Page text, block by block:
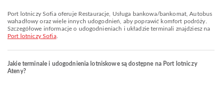
Port lotniczy Sofia oferuje Restauracje, Usługa bankowa/bankomat, Autobus
wahadłowy oraz wiele innych udogodnień, aby poprawić komfort podróży.
Szczegółowe informacje o udogodnieniach i układzie terminali znajdziesz na
Port lotniczy Sofia.
Jakie terminale i udogodnienia lotniskowe są dostępne na Port lotniczy
Ateny?